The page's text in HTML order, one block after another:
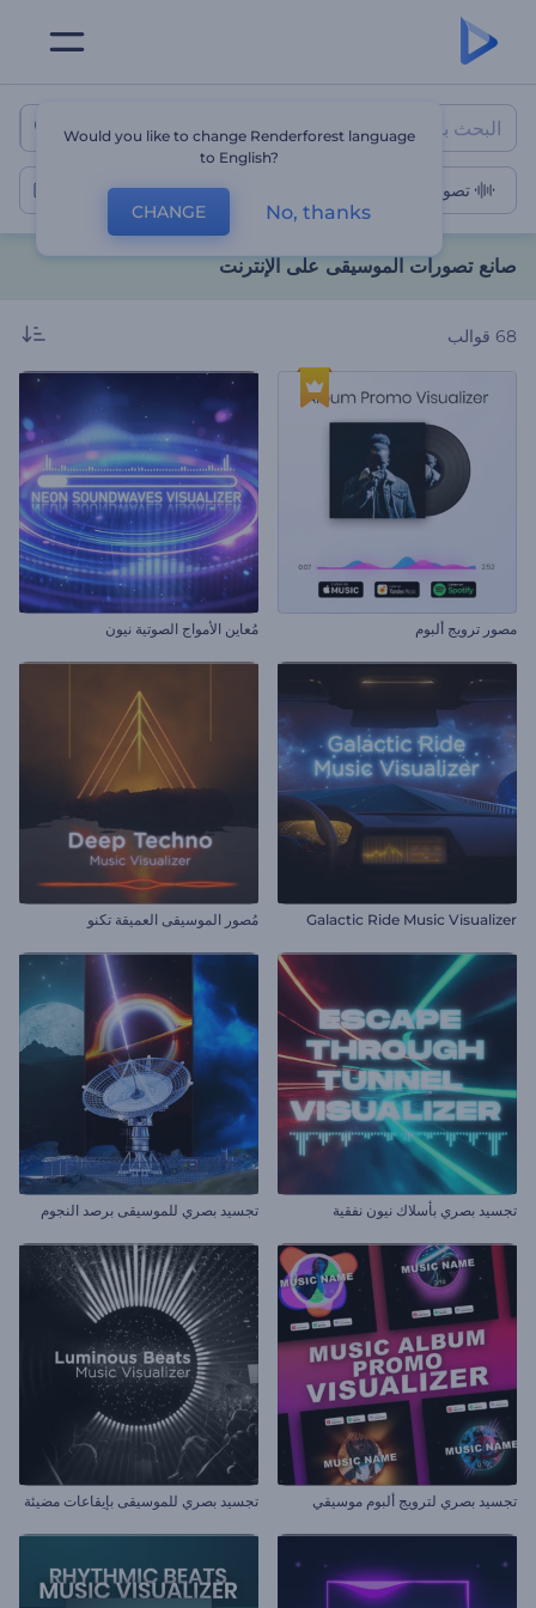
صانع تصورات الموسيقى على
تصورات الموسيقى
صانع تصورات الموسيقى على الإنترنت
68 قوالب
مصور ترويج ألبوم مُعاين الأمواج الصوتية نيون
Galactic Ride Music Visualizer مُصور الموسيقى العميقة تكنو
تجسيد بصري بأسلاك نيون نفقية تجسيد بصري للموسيقى برصد النجوم
تجسيد بصري لترويج ألبوم موسيقي تجسيد بصري للموسيقى بإيقاعات مضيئة
Would you like to change Renderforest language
to English?
CHANGE No, thanks